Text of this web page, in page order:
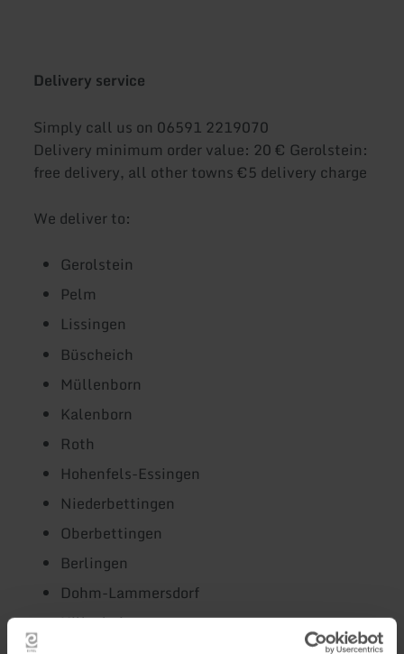
Delivery service
Simply call us on 06591 2219070
Delivery minimum order value: 20 € Gerolstein:
free delivery, all other towns €5 delivery charge
We deliver to:
Gerolstein
Pelm
Lissingen
Büscheich
Müllenborn
Kalenborn
Roth
Hohenfels-Essingen
Niederbettingen
Oberbettingen
Berlingen
Dohm-Lammersdorf
Hillesheim